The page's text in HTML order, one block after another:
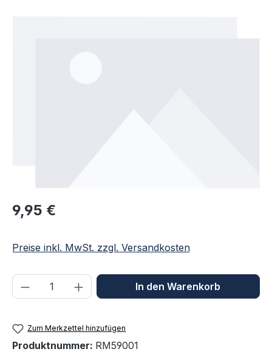
Regulärer Preis:
9,95 €
Preise inkl. MwSt. zzgl. Versandkosten
Produkt Anzahl: Gib denIn den Warenkorb
Zum Merkzettel hinzufügen
Produktnummer: RM59001